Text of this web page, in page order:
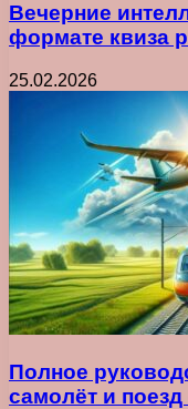
Вечерние
формате квиза
25.02.2026
Полное
самолёт и